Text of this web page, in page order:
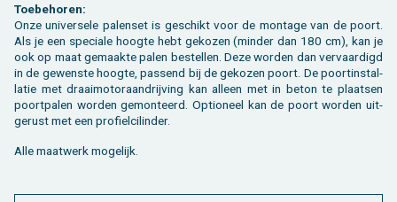
Toe­be­ho­ren:
Onze uni­ver­se­le pa­len­set is ge­schikt voor de mon­ta­ge van de poort.
Als je een spe­ci­a­le hoog­te hebt ge­ko­zen (min­der dan 180 cm), kan je
ook op maat ge­maak­te palen be­stel­len. Deze wor­den dan ver­vaar­digd
in de ge­wens­te hoog­te, pas­send bij de ge­ko­zen poort. De poort­in­stal­
la­tie met draai­mo­toraan­drij­ving kan al­leen met in beton te plaat­sen
poort­pa­len wor­den ge­mon­teerd. Op­ti­o­neel kan de poort wor­den uit­
ge­rust met een pro­fiel­ci­lin­der.
Alle maat­werk mo­ge­lijk.